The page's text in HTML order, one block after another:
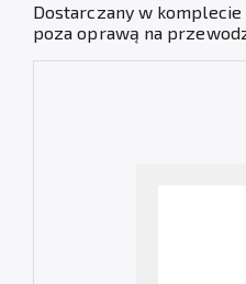
Dostarczany w
poza oprawą na